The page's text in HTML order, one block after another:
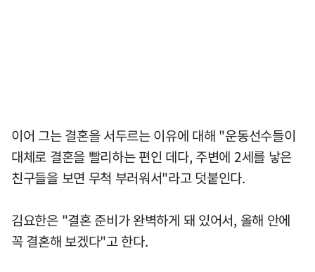
이어 그는 결혼을 서두르는 이유에 대해 "운동선수들이
대체로 결혼을 빨리하는 편인 데다, 주변에 2세를 낳은
친구들을 보면 무척 부러워서"라고 덧붙인다.
김요한은 "결혼 준비가 완벽하게 돼 있어서, 올해 안에
꼭 결혼해 보겠다"고 한다.